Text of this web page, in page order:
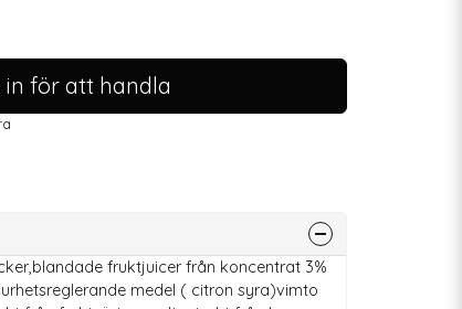
in för att handla
fruktjuicer från koncentrat 3%
medel ( citron syra)vimto